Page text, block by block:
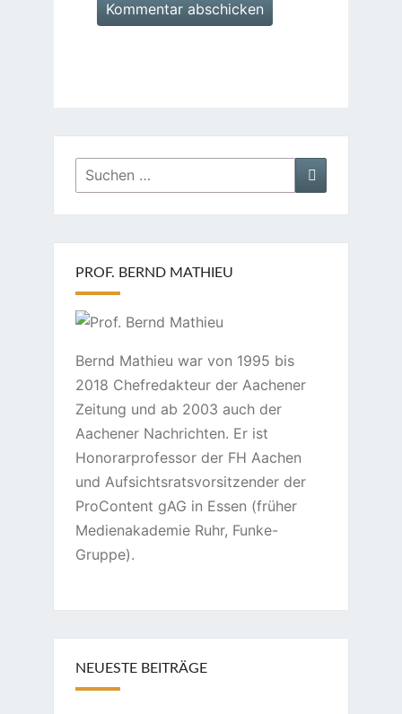
Suchen
nach:
Suchen
PROF. BERND MATHIEU
Bernd Mathieu war von 1995 bis
2018 Chefredakteur der Aachener
Zeitung und ab 2003 auch der
Aachener Nachrichten. Er ist
Honorarprofessor der FH Aachen
und Aufsichtsratsvorsitzender der
ProContent gAG in Essen (früher
Medienakademie Ruhr, Funke-
Gruppe).
NEUESTE BEITRÄGE